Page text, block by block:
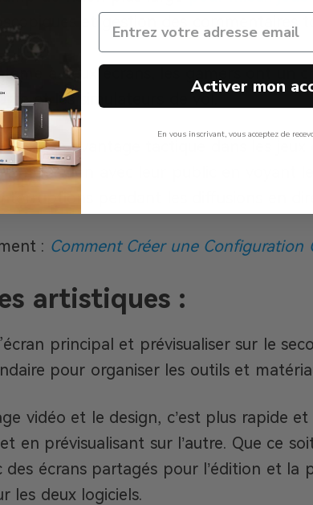
et gestion des
à deux écrans, les gamers ont un
et les simulateurs de vol.
un avantage tactique dans les
avec leur public en voyant
: Comment Créer une Configuration
artistiques :
principal et prévisualiser sur le
pour organiser les outils et
vidéo et le design, c’est plus rapide
et en prévisualisant sur l’autre. Que ce
des écrans partagés pour l’édition et la
les deux logiciels.
Activer mon
En vous inscrivant, vous acceptez de